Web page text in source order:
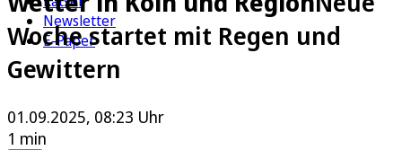
Newsletter
E-Paper
Woche startet mit Regen und
Gewittern
01.09.2025, 08:23 Uhr
1 min